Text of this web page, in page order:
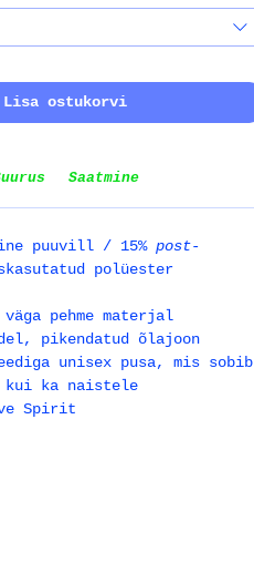
Lisa ostukorvi
Saatmine
puuvill / 15% post-
polüester
pehme materjal
pikendatud õlajoon
unisex pusa, mis sobib
kui ka naistele
Spirit